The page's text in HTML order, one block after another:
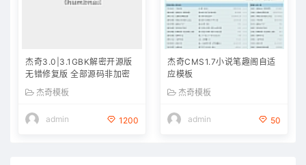
杰奇3.0|3.1GBK解密开源版
无错修复版 全部源码非加密
杰奇模板
admin 1200
杰奇CMS1.7小说笔趣阁自适
应模板
杰奇模板
admin 50